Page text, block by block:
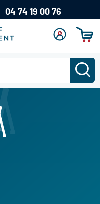
04 74 19 00 76
compte
connecter